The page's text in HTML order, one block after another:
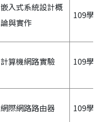
嵌入式系統設計概
論與實作
109學
計算機網路實驗 109學
網際網路路由器 109學